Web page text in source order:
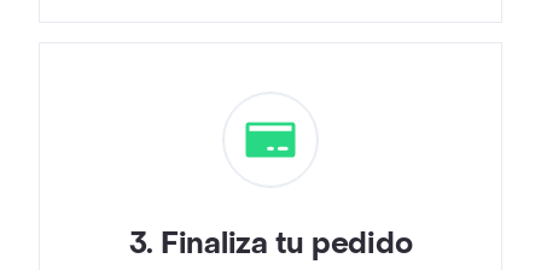
3. Finaliza tu pedido